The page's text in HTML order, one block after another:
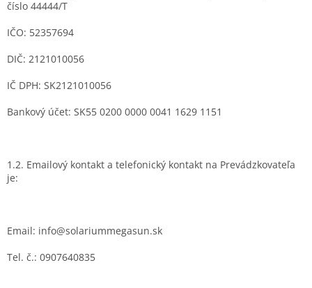
číslo 44444/T
IČO: 52357694
DIČ: 2121010056
IČ DPH: SK2121010056
Bankový účet: SK55 0200 0000 0041 1629 1151
1.2. Emailový kontakt a telefonický kontakt na Prevádzkovateľa
je:
Email: info@solariummegasun.sk
Tel. č.: 0907640835